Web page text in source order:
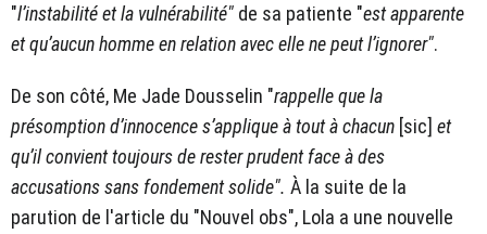
"l’instabilité et la vulnérabilité" de sa patiente "est apparente
et qu’aucun homme en relation avec elle ne peut l’ignorer".
De son côté, Me Jade Dousselin "rappelle que la
présomption d’innocence s’applique à tout à chacun [sic] et
qu’il convient toujours de rester prudent face à des
accusations sans fondement solide". À la suite de la
parution de l'article du "Nouvel obs", Lola a une nouvelle